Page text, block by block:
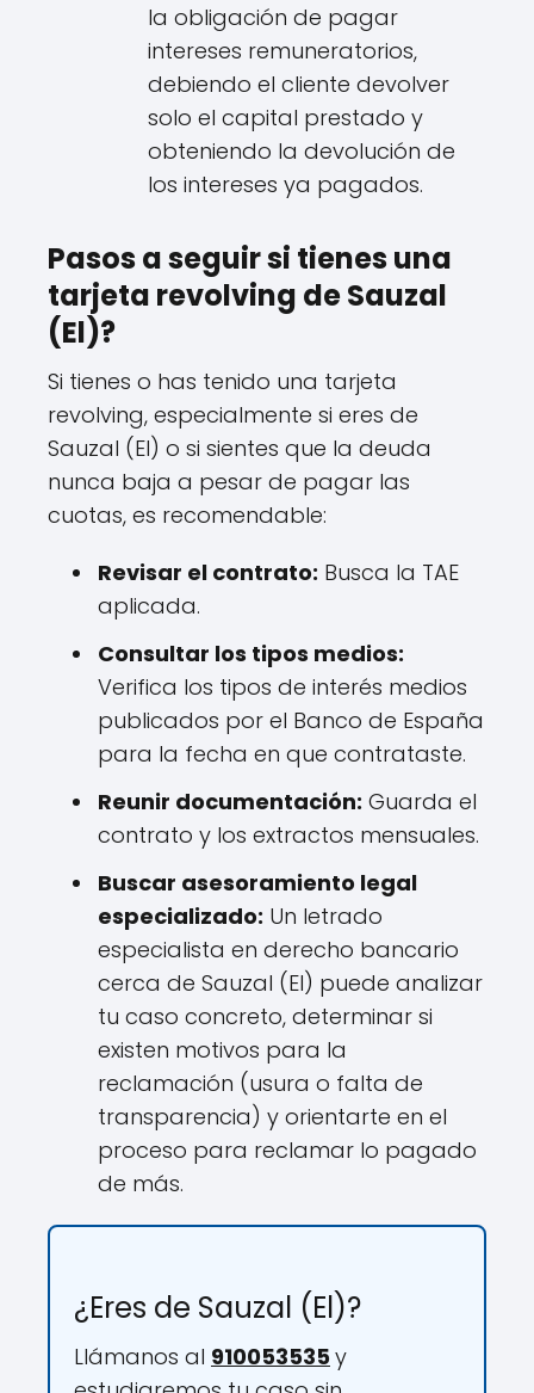
la obligación de pagar
intereses remuneratorios,
debiendo el cliente devolver
solo el capital prestado y
obteniendo la devolución de
los intereses ya pagados.
Pasos a seguir si tienes una
tarjeta revolving de Sauzal
(El)?
Si tienes o has tenido una tarjeta
revolving, especialmente si eres de
Sauzal (El) o si sientes que la deuda
nunca baja a pesar de pagar las
cuotas, es recomendable:
Revisar el contrato: Busca la TAE
aplicada.
Consultar los tipos medios:
Verifica los tipos de interés medios
publicados por el Banco de España
para la fecha en que contrataste.
Reunir documentación: Guarda el
contrato y los extractos mensuales.
Buscar asesoramiento legal
especializado: Un letrado
especialista en derecho bancario
cerca de Sauzal (El) puede analizar
tu caso concreto, determinar si
existen motivos para la
reclamación (usura o falta de
transparencia) y orientarte en el
proceso para reclamar lo pagado
de más.
¿Eres de Sauzal (El)?
Llámanos al 910053535y